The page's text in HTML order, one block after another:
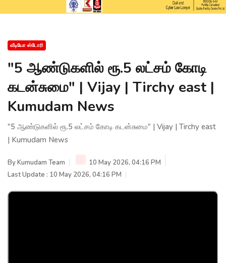
வீடியோ ஸ்டோரி
"5 ஆண்டுகளில் ரூ.5 லட்சம் கோடி
கடன்சுமை" | Vijay | Tirchy east |
Kumudam News
"5 ஆண்டுகளில் ரூ.5 லட்சம் கோடி கடன்சுமை" | Vijay | Tirchy east
| Kumudam News
ByKumudam Team
10 May 2026, 04:16 PM
Last Update : 10 May 2026, 04:16 PM